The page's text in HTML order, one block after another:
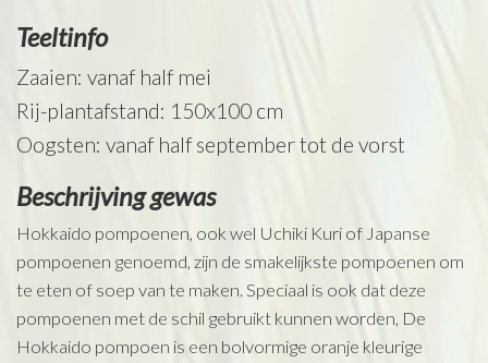
Teeltinfo
Zaaien: vanaf half mei
Rij-plantafstand: 150x100 cm
Oogsten: vanaf half september tot de vorst
Beschrijving gewas
Hokkaido pompoenen, ook wel Uchiki Kuri of Japanse
pompoenen genoemd, zijn de smakelijkste pompoenen om
te eten of soep van te maken. Speciaal is ook dat deze
pompoenen met de schil gebruikt kunnen worden, De
Hokkaido pompoen is een bolvormige oranje kleurige